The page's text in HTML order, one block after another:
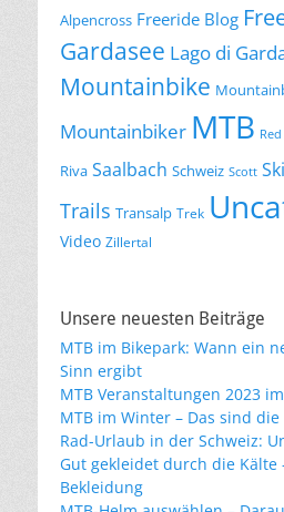
Alpencross Freeride Blog
Gardasee Lago di
Mountainbike
Mountainbiker MTB
Riva Saalbach Schweiz Scott Ski
Trails Transalp Trek
Video Zillertal
Unsere neuesten Beiträge
MTB im Bikepark: Wann ein
Sinn ergibt
MTB Veranstaltungen 2023
MTB im Winter – Das sind
Rad-Urlaub in der Schweiz:
Gut gekleidet durch die Kälte
Bekleidung